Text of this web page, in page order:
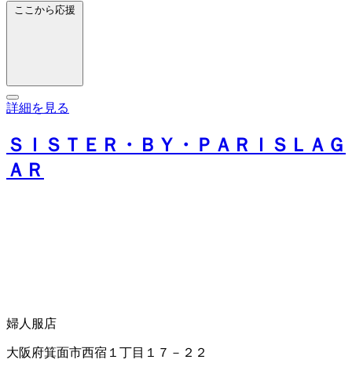
ここから応援
詳細を見る
ＳＩＳＴＥＲ・ＢＹ・ＰＡＲＩＳＬＡＧ
ＡＲ
婦人服店
大阪府箕面市西宿１丁目１７－２２